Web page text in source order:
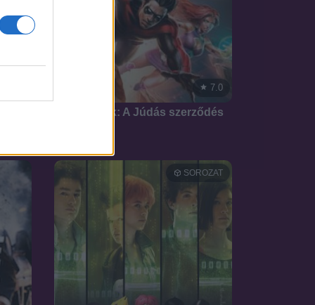
7.0
Tini Titánok: A Júdás szerződés
SOROZAT